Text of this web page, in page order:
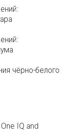
чёрно-белого
IQ and